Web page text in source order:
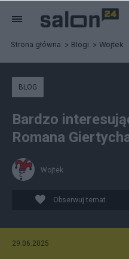
Strona główna Blogi Wojtek
BLOG
Bardzo
Romana
Wojtek
Obserwuj temat
29.06.2025